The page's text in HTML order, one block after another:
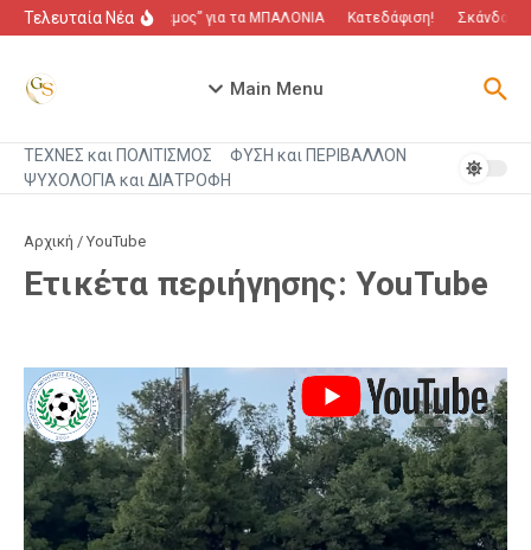
Μετάβαση στο περιεχόμενο
Τελευταία Νέα“Πόλεμος” για τα ΜΠΑΛΟΝΙΑ Κατεδάφιση! Σκάνδαλο
Main Menu
ΤΕΧΝΕΣ και ΠΟΛΙΤΙΣΜΟΣ
ΦΥΣΗ και ΠΕΡΙΒΑΛΛΟΝ
ΨΥΧΟΛΟΓΙΑ και ΔΙΑΤΡΟΦΗ
Αρχική / YouTube
Ετικέτα περιήγησης: YouTube